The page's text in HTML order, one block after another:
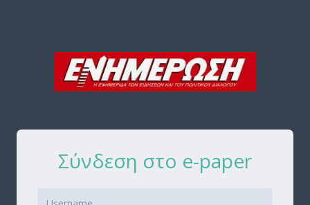
Σύνδεση στο e-paper